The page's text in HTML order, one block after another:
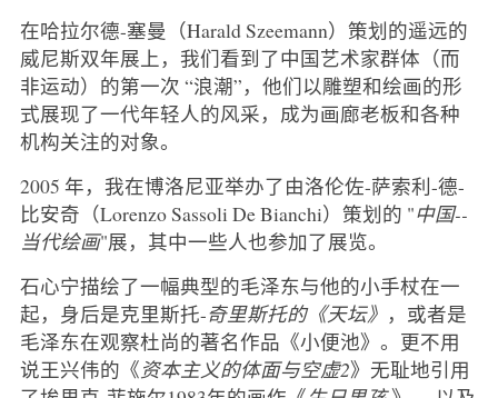
在哈拉尔德-塞曼（Harald Szeemann）策划的遥远的
威尼斯双年展上，我们看到了中国艺术家群体（而
非运动）的第一次 “浪潮”，他们以雕塑和绘画的形
式展现了一代年轻人的风采，成为画廊老板和各种
机构关注的对象。
2005 年，我在博洛尼亚举办了由洛伦佐-萨索利-德-
比安奇（Lorenzo Sassoli De Bianchi）策划的 "中国--
当代绘画"展，其中一些人也参加了展览。
石心宁描绘了一幅典型的毛泽东与他的小手杖在一
起，身后是克里斯托-奇里斯托的《天坛》 ，或者是
毛泽东在观察杜尚的著名作品《小便池》。更不用
说王兴伟的《资本主义的体面与空虚2》无耻地引用